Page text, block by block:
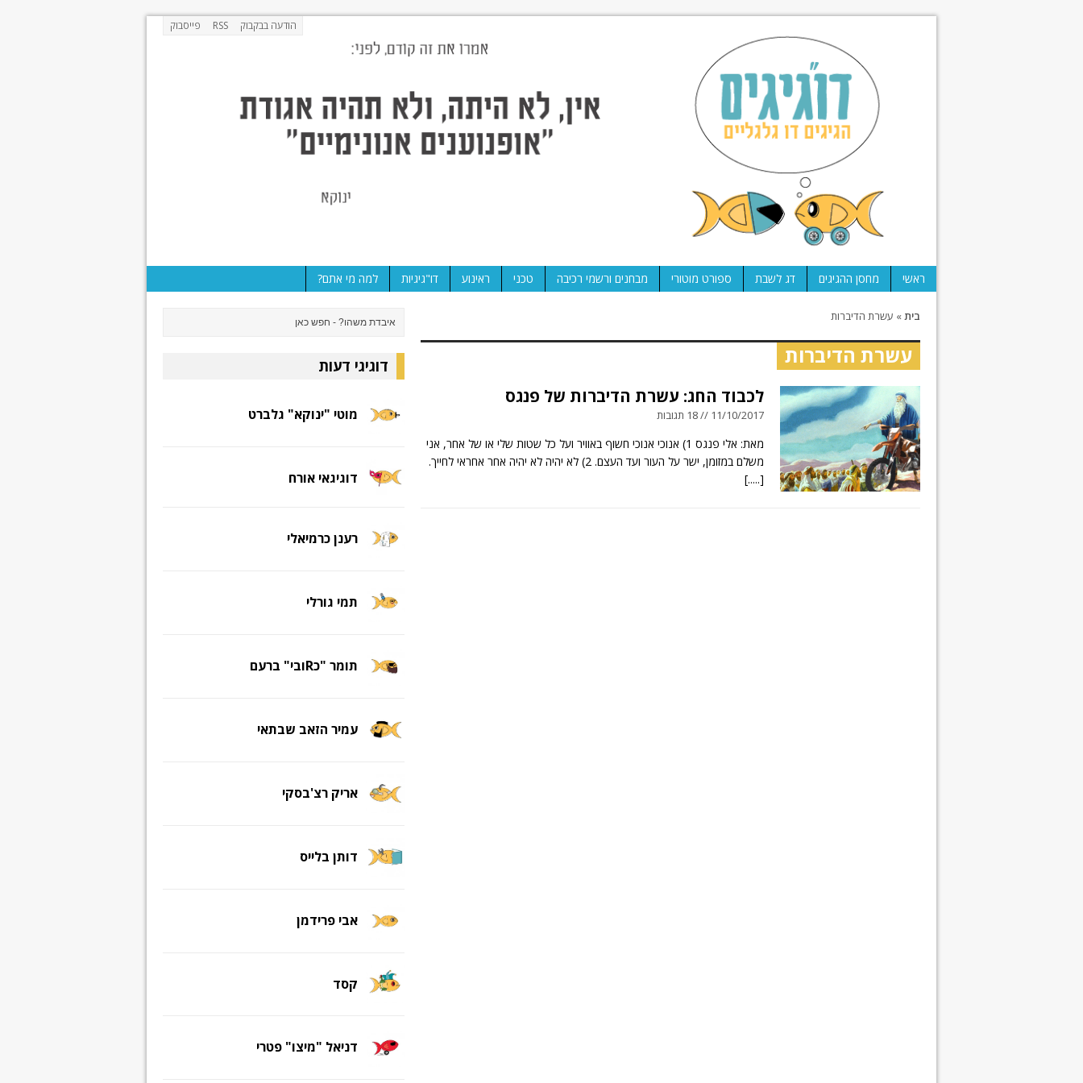
הודעה בבקבוק RSS פייסבוק
ראשי מחסן ההגיגים דג לשבת ספורט מוטורי מבחנים ורשמי רכיבה טכני ראינוע דו"גיגיות למה מי אתם?
בית» עשרת הדיברות
עשרת הדיברות
לכבוד החג: עשרת הדיברות של פנגס
11/10/2017 // 18 תגובות
מאת: אלי פנגס 1) אנוכי אנוכי חשוף באוויר ועל כל שטות שלי או של אחר, אני
משלם במזומן, ישר על העור ועד העצם. 2) לא יהיה לא יהיה אחר אחראי לחייך.
[.....]
דוגיגי דעות
מוטי "ינוקא" גלברט
דוגיגאי אורח
רענן כרמיאלי
תמי גורלי
תומר "כRובי" ברעם
עמיר הזאב שבתאי
אריק רצ'בסקי
דותן בלייס
אבי פרידמן
קסד
דניאל "מיצו" פטרי